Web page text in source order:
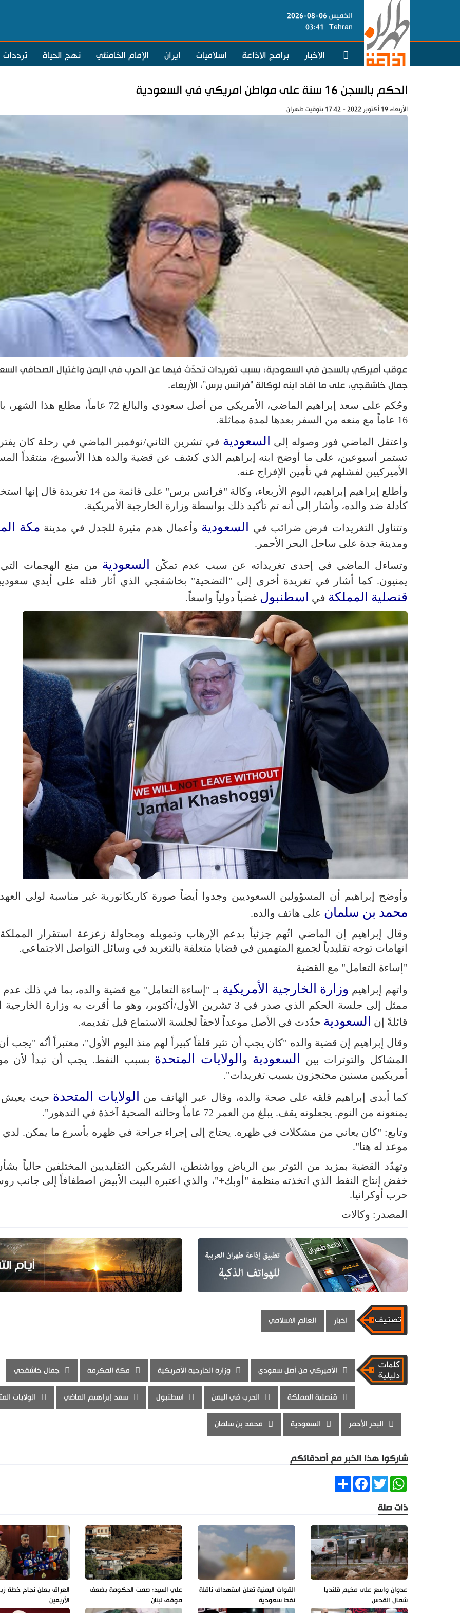
الخميس 06-08-2026
Tehran
03:41
الاخبار برامج الاذاعة اسلاميات ايران الإمام الخامنئي نهج الحياة ترددات
الحكم بالسجن 16 سنة على مواطن امريكي في السعودية
الأربعاء 19 أكتوبر 2022 - 17:42 بتوقيت طهران
عوقب أميركي بالسجن في السعودية؛ بسبب تغريدات تحدّث فيها عن الحرب في اليمن واغتيال الصحافي
جمال خاشقجي، على ما أفاد ابنه لوكالة "فرانس برس"، الأربعاء.
وحُكم على سعد إبراهيم الماضي، الأمريكي من أصل سعودي والبالغ 72 عاماً،
16 عاماً مع منعه من السفر بعدها لمدة مماثلة.
واعتقل الماضي فور وصوله إلى
السعودية في تشرين الثاني/نوفمبر الماضي في رحلة كان
تستمر أسبوعين، على ما أوضح ابنه إبراهيم الذي كشف عن قضية والده هذا الأسبوع، منتقداً
الأميركيين لفشلهم في تأمين الإفراج عنه.
وأطلع إبراهيم إبراهيم، اليوم الأربعاء، وكالة "فرانس برس" على قائمة من 14
كأدلة ضد والده، وأشار إلى أنه تم تأكيد ذلك بواسطة وزارة الخارجية الأمريكية.
وتتناول التغريدات فرض ضرائب في
السعودية وأعمال هدم مثيرة للجدل في مدينة مكة
ومدينة جدة على ساحل البحر الأحمر.
وتساءل الماضي في إحدى تغريداته عن سبب عدم تمكّن
السعودية من منع الهجمات التي
يمنيون. كما أشار في تغريدة أخرى إلى "التضحية" بخاشقجي الذي أثار قتله على أيدي
قنصلية المملكة في اسطنبول غضباً دولياً واسعاً.
وأوضح إبراهيم أن المسؤولين السعوديين وجدوا أيضاً صورة كاريكاتورية غير مناسبة لولي العهد
محمد بن سلمان على هاتف والده.
وقال إبراهيم إن الماضي اتُهم جزئياً بدعم الإرهاب وتمويله ومحاولة زعزعة استقرار
اتهامات توجه تقليدياً لجميع المتهمين في قضايا متعلقة بالتغريد في وسائل التواصل الاجتماعي.
"إساءة التعامل" مع القضية
واتهم إبراهيم وزارة الخارجية الأمريكية بـ "إساءة التعامل" مع قضية والده، بما في ذلك
ممثل إلى جلسة الحكم الذي صدر في 3 تشرين الأول/أكتوبر، وهو ما أقرت به وزارة الخارجية
قائلةً إن
السعودية حدّدت في الأصل موعداً لاحقاً لجلسة الاستماع قبل تقديمه.
وقال إبراهيم إن قضية والده "كان يجب أن تثير قلقاً كبيراً لهم منذ اليوم الأول"، معتبراً أنّه "يجب أن
المشاكل والتوترات بين
السعودية و الولايات المتحدة بسبب النفط. يجب أن تبدأ لأن
أمريكيين مسنين محتجزون بسبب تغريدات".
كما أبدى إبراهيم قلقه على صحة والده، وقال عبر الهاتف من
الولايات المتحدة حيث يعيش:
يمنعونه من النوم. يجعلونه يقف. يبلغ من العمر 72 عاماً وحالته الصحية آخذة في التدهور".
وتابع: "كان يعاني من مشكلات في ظهره. يحتاج إلى إجراء جراحة في ظهره بأسرع ما يمكن. لدي
موعد له هنا".
وتهدّد القضية بمزيد من التوتر بين الرياض وواشنطن، الشريكين التقليديين المختلفين حالياً
خفض إنتاج النفط الذي اتخذته منظمة "أوبك+"، والذي اعتبره البيت الأبيض اصطفافاً إلى جانب
حرب أوكرانيا.
المصدر: وكالات
اخبار العالم الاسلامي
الأميركي من أصل سعودي وزارة الخارجية الأمريكية مكة المكرمة جمال خاشقجي
قنصلية المملكة الحرب في اليمن اسطنبول سعد إبراهيم الماضي الولايات
البحر الأحمر السعودية محمد بن سلمان
شاركوا هذا الخبر مع أصدقائكم
ShareFacebookTwitter
WhatsApp
ذات صلة
عدوان واسع على مخيم قلنديا
شمال القدس
القوات اليمنية تعلن استهداف ناقلة
نفط سعودية
علي السيد: صمت الحكومة يضعف
موقف لبنان
العراق يعلن نجاح خطة
الأربعين